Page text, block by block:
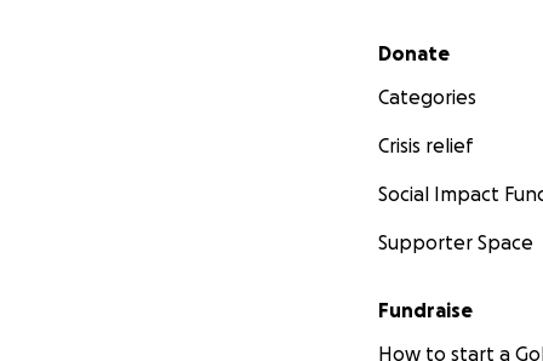
Secondary menu
Donate
Categories
Crisis relief
Social Impact
Supporter Space
Fundraise
How to start a